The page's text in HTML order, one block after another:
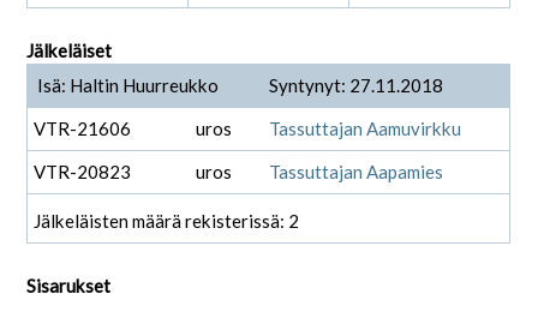
Jälkeläiset
Isä: Haltin Huurreukko
Syntynyt: 27.11.2018
VTR-21606
uros
Tassuttajan Aamuvirkku
VTR-20823
uros Tassuttajan Aapamies
Jälkeläisten määrä rekisterissä: 2
Sisarukset